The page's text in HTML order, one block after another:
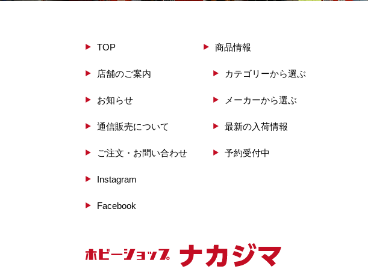
TOP
店舗のご案内
お知らせ
通信販売について
ご注文・お問い合わせ
Instagram
Facebook
商品情報
カテゴリーから選ぶ
メーカーから選ぶ
最新の入荷情報
予約受付中